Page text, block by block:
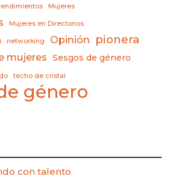
Mujeres
Mujeres en Directorios
networking Opinión pionera
mujeres Sesgos de género
techo de cristal
género
con talento